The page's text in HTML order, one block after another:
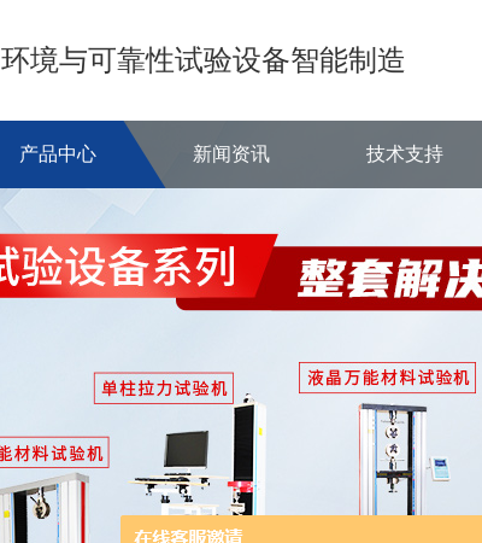
环境与可靠性试验设备智能制造
产品中心 新闻资讯 技术支持